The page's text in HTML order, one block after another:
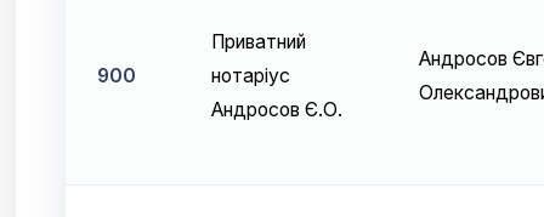
900
Приватний
нотаріус
Андросов Є.О.
Андросов